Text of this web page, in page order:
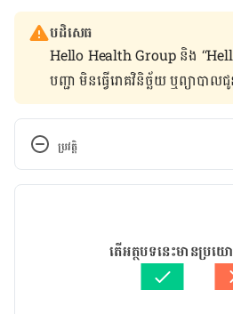
បដិសេធ
Hello Health Group និង “Hello
បញ្ជា មិន​ធ្វើ​រោគវិនិច្ឆ័យ ឬ​ព្យាបាល​
ប្រវត្តិ
កំណែ​ប្រែបច្ចុប្បន្ន
អត្ថបទ​ដោយ Try Ravi
វេជ្ជ. ចាន់ ស៊ីណេត
ទូច សុខា
តើអត្ថបទនេះមានប្រយ